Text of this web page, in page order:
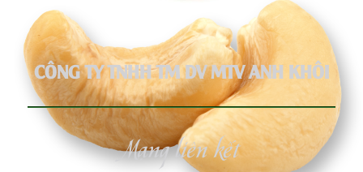
CÔNG TY TNHH TM DV MTV ANH KHÔI
Mạng liên kết